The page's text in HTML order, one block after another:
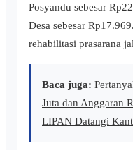
Posyandu sebesar
Desa sebesar
rehabilitasi prasarana
Baca juga:
Juta dan Anggaran
LIPAN Datangi